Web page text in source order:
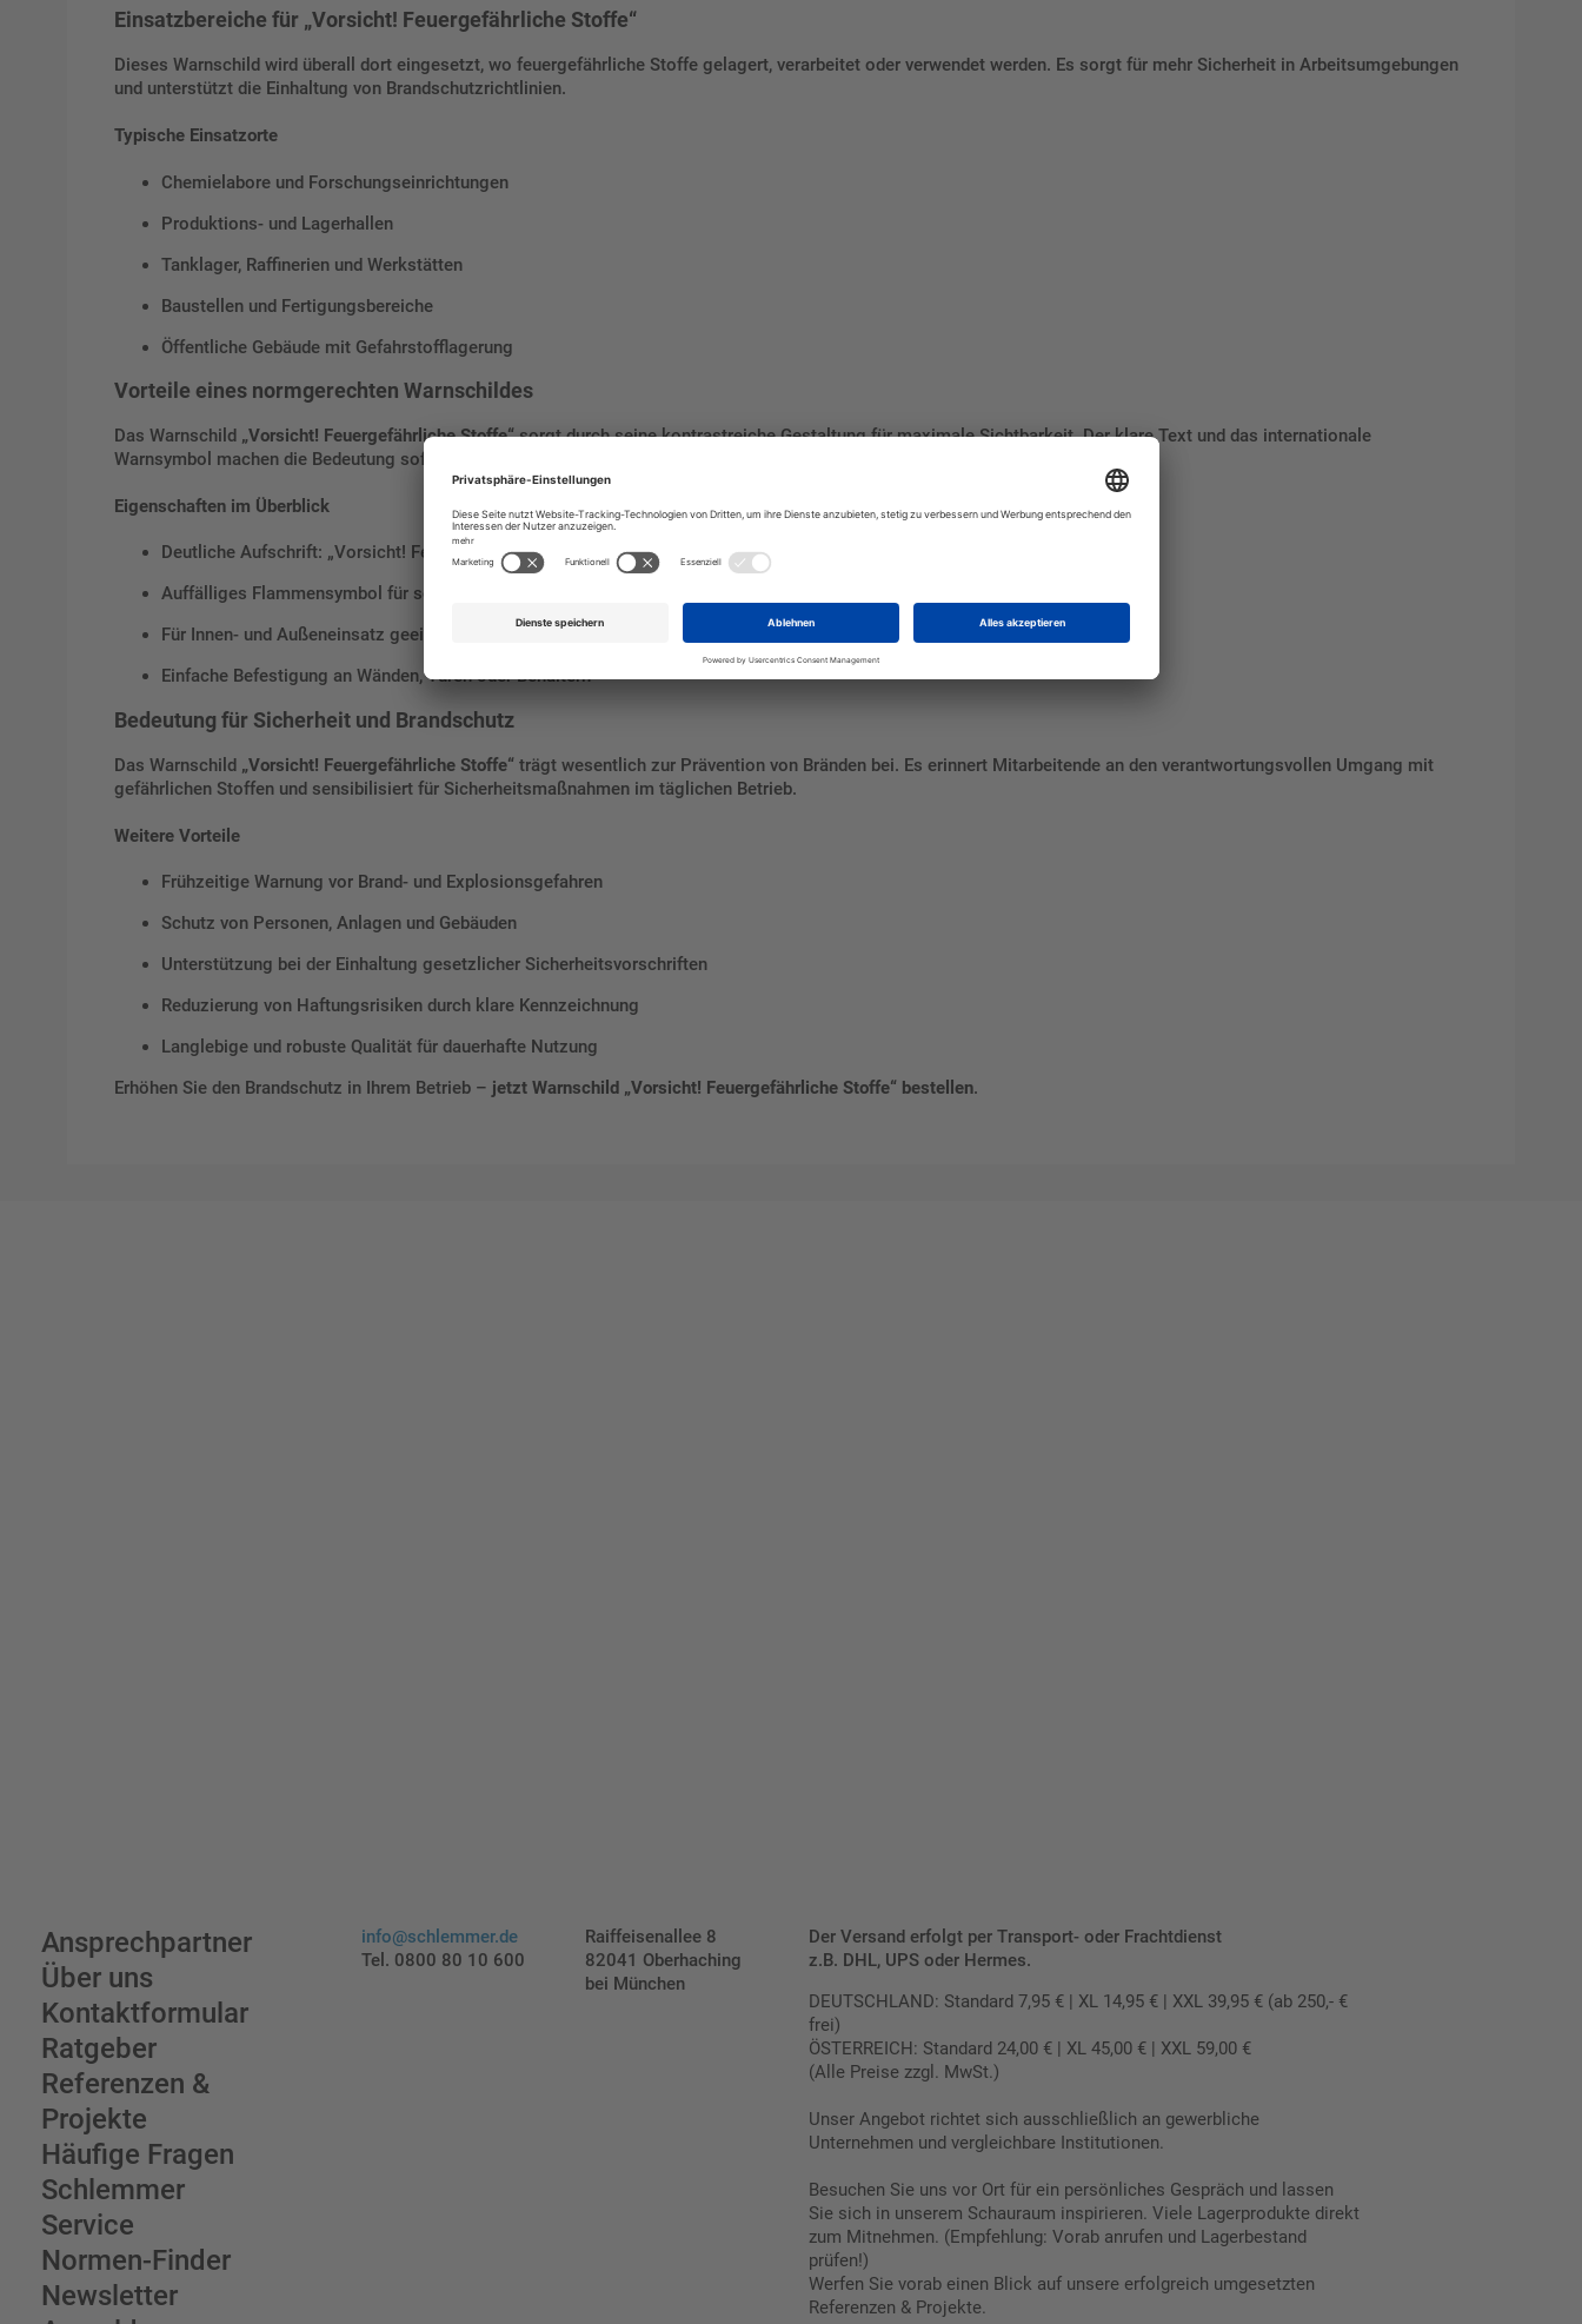
Einsatzbereiche für „Vorsicht! Feuergefährliche Stoffe“
Dieses Warnschild wird überall dort eingesetzt, wo feuergefährliche Stoffe gelagert, verarbeitet oder verwendet werden. Es sorgt für mehr Sicherheit in Arbeitsumgebungen
und unterstützt die Einhaltung von Brandschutzrichtlinien.
Typische Einsatzorte
Chemielabore und Forschungseinrichtungen
Produktions- und Lagerhallen
Tanklager, Raffinerien und Werkstätten
Baustellen und Fertigungsbereiche
Öffentliche Gebäude mit Gefahrstofflagerung
Vorteile eines normgerechten Warnschildes
Das Warnschild „Vorsicht! Feuergefährliche Stoffe“sorgt durch seine kontrastreiche Gestaltung für maximale Sichtbarkeit. Der klare Text und das internationale
Warnsymbol machen die Bedeutung sofort erkennbar.
Eigenschaften im Überblick
Deutliche Aufschrift: „Vorsicht! Feuergefährliche Stoffe“
Auffälliges Flammensymbol für schnelle Erkennung
Für Innen- und Außeneinsatz geeignet
Einfache Befestigung an Wänden, Türen oder Behältern
Bedeutung für Sicherheit und Brandschutz
Das Warnschild „Vorsicht! Feuergefährliche Stoffe“ trägt wesentlich zur Prävention von Bränden bei. Es erinnert Mitarbeitende an den verantwortungsvollen Umgang mit
gefährlichen Stoffen und sensibilisiert für Sicherheitsmaßnahmen im täglichen Betrieb.
Weitere Vorteile
Frühzeitige Warnung vor Brand- und Explosionsgefahren
Schutz von Personen, Anlagen und Gebäuden
Unterstützung bei der Einhaltung gesetzlicher Sicherheitsvorschriften
Reduzierung von Haftungsrisiken durch klare Kennzeichnung
Langlebige und robuste Qualität für dauerhafte Nutzung
Erhöhen Sie den Brandschutz in Ihrem Betrieb – jetzt Warnschild „Vorsicht! Feuergefährliche Stoffe“ bestellen.
Ansprechpartner
Über uns
Kontaktformular
Ratgeber
Referenzen &
Projekte
Häufige Fragen
Schlemmer
Service
Normen-Finder
Newsletter
info@schlemmer.de
Tel. 0800 80 10 600
Raiffeisenallee 8
82041 Oberhaching
bei München
Der Versand erfolgt per Transport- oder Frachtdienst
z.B. DHL, UPS oder Hermes.
DEUTSCHLAND: Standard 7,95 € | XL 14,95 € | XXL 39,95 € (ab 250,- €
frei)
ÖSTERREICH: Standard 24,00 € | XL 45,00 € | XXL 59,00 €
(Alle Preise zzgl. MwSt.)
Unser Angebot richtet sich ausschließlich an gewerbliche
Unternehmen und vergleichbare Institutionen.
Besuchen Sie uns vor Ort für ein persönliches Gespräch und lassen
Sie sich in unserem Schauraum inspirieren. Viele Lagerprodukte direkt
zum Mitnehmen. (Empfehlung: Vorab anrufen und Lagerbestand
prüfen!)
Werfen Sie vorab einen Blick auf unsere erfolgreich umgesetzten
Referenzen & Projekte.